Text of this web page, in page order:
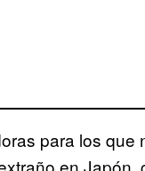
para los que
en